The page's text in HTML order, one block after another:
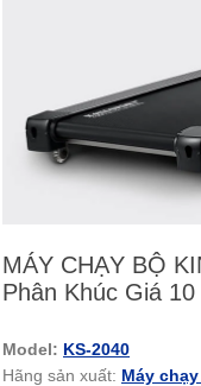
MÁY CHẠY BỘ
Phân Khúc Giá
Model: KS-2040
Hãng sản xuất: Máy